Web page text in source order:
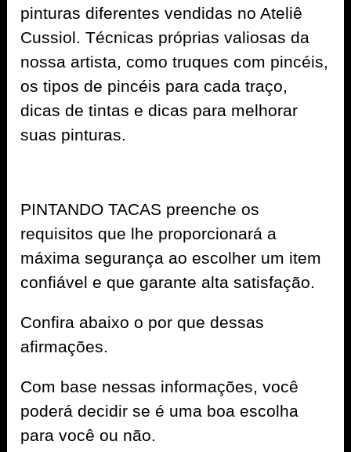
pinturas diferentes vendidas no Ateliê
Cussiol. Técnicas próprias valiosas da
nossa artista, como truques com pincéis,
os tipos de pincéis para cada traço,
dicas de tintas e dicas para melhorar
suas pinturas.
PINTANDO TACAS preenche os
requisitos que lhe proporcionará a
máxima segurança ao escolher um item
confiável e que garante alta satisfação.
Confira abaixo o por que dessas
afirmações.
Com base nessas informações, você
poderá decidir se é uma boa escolha
para você ou não.